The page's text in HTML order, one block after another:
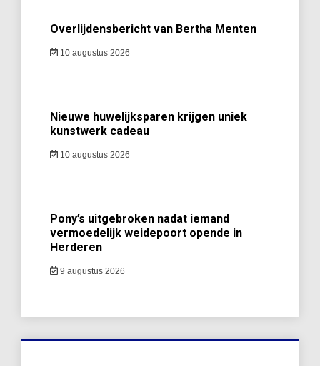
Overlijdensbericht van Bertha Menten
10 augustus 2026
Nieuwe huwelijksparen krijgen uniek
kunstwerk cadeau
10 augustus 2026
Pony’s uitgebroken nadat iemand
vermoedelijk weidepoort opende in
Herderen
9 augustus 2026